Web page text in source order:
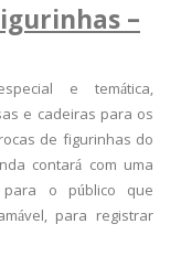
–
e temática,
e cadeiras para os
de figurinhas do
contará com uma
o público que
para registrar